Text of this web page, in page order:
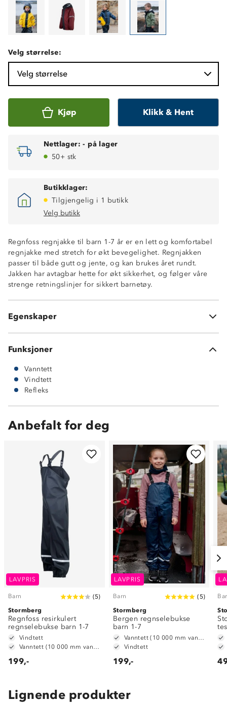
Velg størrelse:
Velg størrelse
Kjøp Klikk & Hent
Nettlager: - på lager
50+ stk
Butikklager:
Tilgjengelig i 1 butikk
Velg butikk
Regnfoss regnjakke til barn 1-7 år er en lett og komfortabel
regnjakke med stretch for økt bevegelighet. Regnjakken
passer til både gutt og jente, og kan brukes året rundt.
Jakken har avtagbar hette for økt sikkerhet, og følger våre
strenge retningslinjer for sikkert barnetøy.
Egenskaper
Vindtett
Avtagbar hette for økt sikkerhet
Refleks øverst på ermene
Strikk nederst i bolen og i ermet
Stormklaff foran
Belegg innside: 100% resirkulert polyester
Jakken har ingen lommer
Funksjoner
Vanntett
Vindtett
Refleks
Anbefalt for deg
LAVPRIS
Barn (5)
Stormberg
Regnfoss resirkulert
regnselebukse barn 1-7
Vindtett
199,-
LAVPRIS
Barn (5)
Stormberg
Bergen regnselebukse
barn 1-7
Vindtett
199,-
Lignende produkter